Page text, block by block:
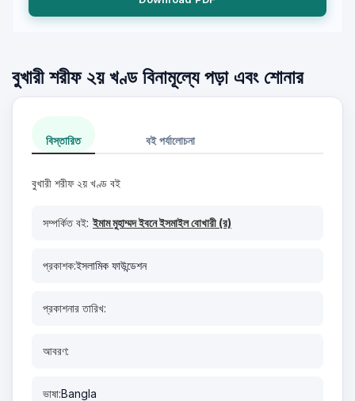
বুখারী শরীফ ২য় খণ্ড বিনামূল্যে পড়া এবং শোনার
বিস্তারিত বই পর্যালোচনা
বুখারী শরীফ ২য় খণ্ড বই
সম্পর্কিত বই: ইমাম মুহাম্মদ ইবনে ইসমাইল বোখারী (র)
প্রকাশক:ইসলামিক ফাউন্ডেশন
প্রকাশনার তারিখ:
আবরণ:
ভাষা:Bangla